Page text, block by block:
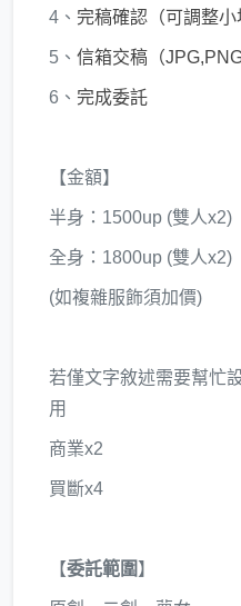
4、 完稿確認（可調整小
5、 信箱交稿（
6、 完成委託
【金額】
半身：1500up (雙人x2)
全身：1800up (雙人x2)
(如複雜服飾須加價)
若僅文字敘述需要幫忙
用
商業x2
買斷x4
【委託範圍】